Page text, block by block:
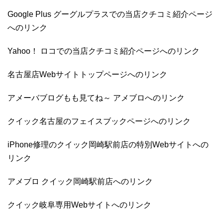
Google Plus グーグルプラスでの当店クチコミ紹介ページ
へのリンク
Yahoo！ ロコでの当店クチコミ紹介ページへのリンク
名古屋店Webサイトトップページへのリンク
アメーバブログもも見てね～ アメブロへのリンク
クイック名古屋のフェイスブックページへのリンク
iPhone修理のクイック岡崎駅前店の特別Webサイトへの
リンク
アメブロ クイック岡崎駅前店へのリンク
クイック岐阜専用Webサイトへのリンク